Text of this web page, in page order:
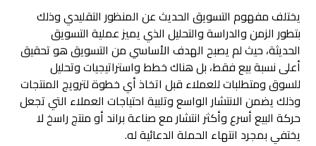
يختلف مفهوم التسويق الحديث عن المنظور التقليدي وذلك
بتطور الزمن والدراسة والتحليل الذي يميز عملية التسويق
الحديثة، حيث لم يصبح الهدف الأساسي من التسويق هو تحقيق
أعلى نسبة بيع فقط، بل هناك خطط واستراتيجيات وتحليل
للسوق ومتطلبات للعملاء قبل اتخاذ أي خطوة لترويج المنتجات
وذلك يضمن الانتشار الواسع وتلبية احتياجات العملاء التي تجعل
حركة البيع أسرع وأكثر انتشار مع صناعة براند أو منتج راسخ لا
يختفي بمجرد انتهاء الحملة الدعائية له.